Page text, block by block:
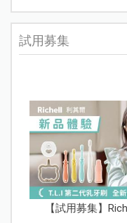
試用募集
【試用募集】